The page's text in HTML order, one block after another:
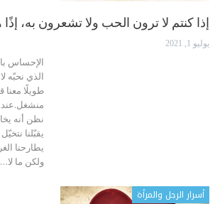
إذا كنتم لا ترون الحب ولا تشعرون به،
يوليو 1, 2021
الإحساس
الذي نحبّه
طويلًا معنا
نظن أنه
يقبّلنا
يطارحنا
ولكن ما لا…
أسرار الرجل والمرأة